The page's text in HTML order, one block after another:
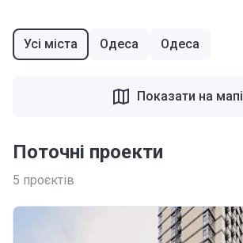
Усі міста Одеса Одеса
Поточні проекти
5 проєктів
Показати на мапі